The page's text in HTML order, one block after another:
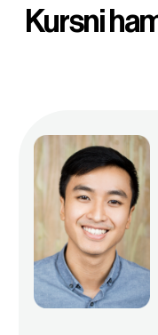
Najot talim
Techjobs
Haftda 3 dars
4 000 000 so'm
bittada umumiy
to'lov